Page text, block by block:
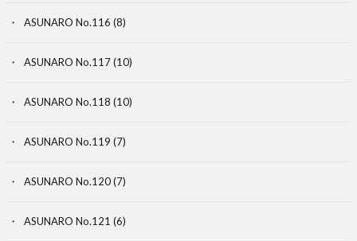
ASUNARO No.116 (8)
ASUNARO No.117(10)
ASUNARO No.118 (10)
ASUNARO No.119 (7)
ASUNARO No.120(7)
ASUNARO No.121 (6)